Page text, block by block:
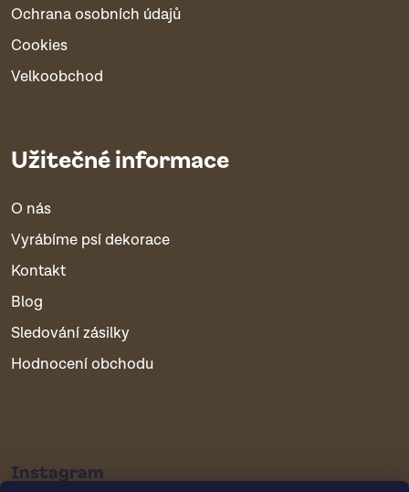
Ochrana osobních údajů
Cookies
Velkoobchod
Užitečné informace
O nás
Vyrábíme psí dekorace
Kontakt
Blog
Sledování zásilky
Hodnocení obchodu
Instagram